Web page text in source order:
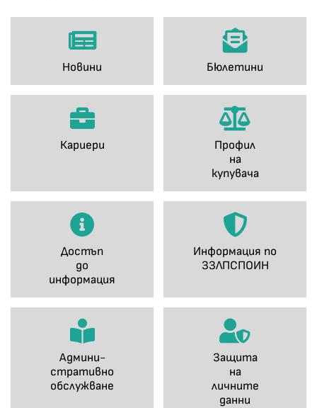
Новини Бюлетини
Кариери
Профил
на
купувача
Достъп
до
информация
Информация по
ЗЗЛПСПОИН
Админи-
стративно
обслужване
Защита
на
личните
данни